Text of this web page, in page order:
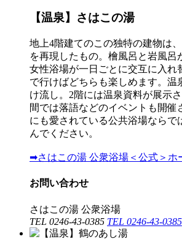
【温泉】さはこの湯
地上4階建てのこの独特の建物は
を再現したもの。檜風呂と岩風呂
女性浴場が一日ごとに交互に入れ
で行けばどちらも楽しめます。温
け流し。2階には温泉資料が展示
間では落語などのイベントも開催
にも愛されている公共浴場ならで
んでください。
➡さはこの湯 公衆浴場＜公式＞ホ
お問い合わせ
さはこの湯 公衆浴場
TEL 0246-43-0385 TEL 0246-43-0385